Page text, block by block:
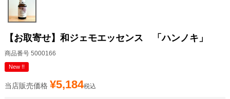
【お取寄せ】和ジェモエッセンス 「ハンノキ」
商品番号 5000166
New !!
当店販売価格 ¥5,184税込